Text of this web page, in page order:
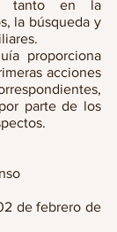
tanto en la
la búsqueda y
proporciona
acciones
parte de los
de febrero de